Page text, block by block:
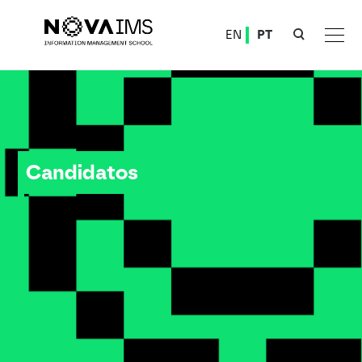
EN PT
Candidatos
Candidatos